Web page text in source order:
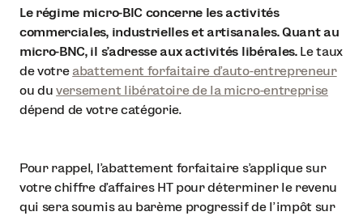
Le régime micro-BIC concerne les activités
commerciales, industrielles et artisanales. Quant au
micro-BNC, il s’adresse aux activités libérales.Le taux
de votre abattement forfaitaire d’auto-entrepreneur
ou duversement libératoire de la micro-entreprise
dépend de votre catégorie.
Pour rappel, l’abattement forfaitaire s’applique sur
votre chiffre d’affaires HT pour déterminer le revenu
qui sera soumis au barème progressif de l’impôt sur